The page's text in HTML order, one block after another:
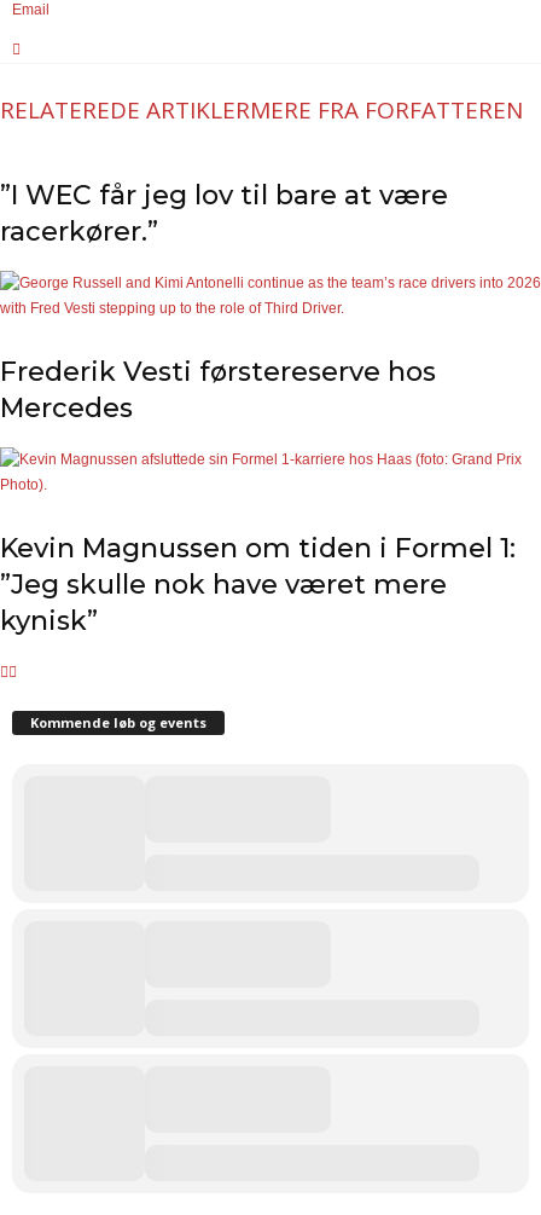
Email
RELATEREDE ARTIKLERMERE FRA FORFATTEREN
”I WEC får jeg lov til bare at være
racerkører.”
Frederik Vesti førstereserve hos
Mercedes
Kevin Magnussen om tiden i Formel 1:
”Jeg skulle nok have været mere
kynisk”
Kommende løb og events